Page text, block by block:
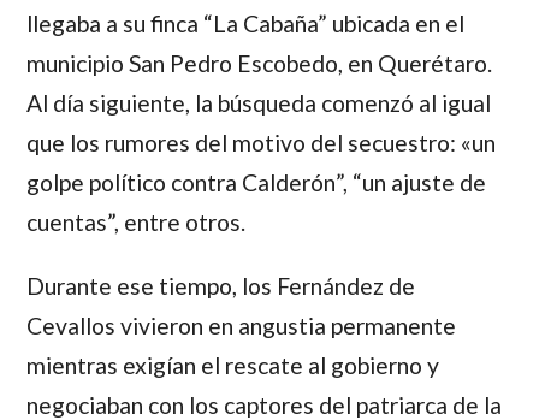
llegaba a su finca “La Cabaña” ubicada en el
municipio San Pedro Escobedo, en Querétaro.
Al día siguiente, la búsqueda comenzó al igual
que los rumores del motivo del secuestro: «un
golpe político contra Calderón”, “un ajuste de
cuentas”, entre otros.
Durante ese tiempo, los Fernández de
Cevallos vivieron en angustia permanente
mientras exigían el rescate al gobierno y
negociaban con los captores del patriarca de la